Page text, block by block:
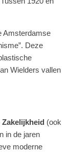
Amsterdamse
Deze
Wielders vallen
(ook
in de jaren
moderne